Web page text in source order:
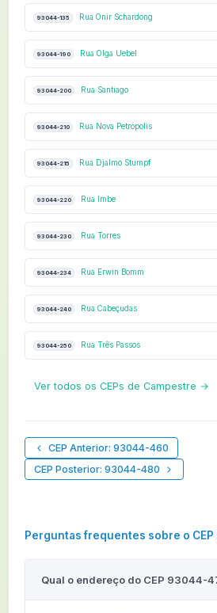
93044-135 Rua Onir Schardong
93044-190 Rua Olga Uebel
93044-200 Rua Santiago
93044-210 Rua Nova Petrópolis
93044-215 Rua Djalmo Stumpf
93044-220 Rua Imbe
93044-230 Rua Torres
93044-234 Rua Erwin Bomm
93044-240 Rua Cabeçudas
93044-250 Rua Três Passos
Ver todos os CEPs de Campestre →
CEP Anterior: 93044-460
CEP Posterior: 93044-480
Perguntas frequentes sobre o
Qual o endereço do CEP 93044-